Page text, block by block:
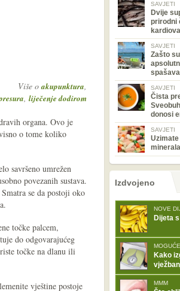
Više oakupunktura,
, liječenje dodirom
organa. Ovo je
o tome koliko
savršeno umrežen
povezanih sustava.
se da postoji oko
točke palcem,
do odgovarajućeg
točke na dlanu ili
vještine postoje
SAVJETI
Dvije
prirodni
SAVJETI
Zašto
SAVJETI
Čista
donosi
SAVJETI
nema prethodne stranice
sljedećeIzdvojeno
NOVE
Dijeta
Kako
MMM